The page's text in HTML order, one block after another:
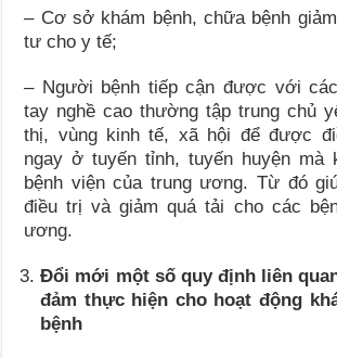
– Cơ sở khám bệnh, chữa bệnh
tư cho y tế;
– Người bệnh tiếp cận được với
tay nghề cao thường tập trung chủ
thị, vùng kinh tế, xã hội để được
ngay ở tuyến tỉnh, tuyến huyện mà
bệnh viện của trung ương. Từ đó
điều trị và giảm quá tải cho các
ương.
Đổi mới một số quy định liên
đảm thực hiện cho hoạt động
bệnh